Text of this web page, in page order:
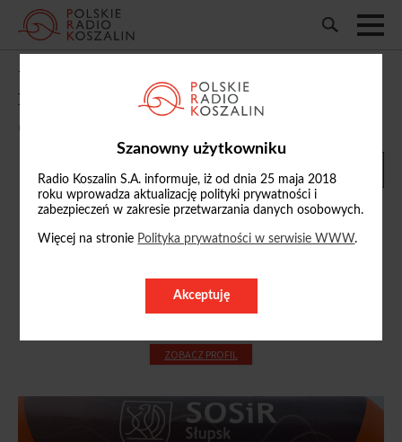
Szanowny użytkowniku
Radio Koszalin S.A. informuje, iż od dnia 25 maja 2018
roku wprowadza aktualizację polityki prywatności i
zabezpieczeń w zakresie przetwarzania danych osobowych.
Więcej na stronie Polityka prywatności w serwisie WWW.
Akceptuję
W Słupsku zakończył się IV Charytatywny
Bieg z Nadzieją
06/09/2025, 15:02
tel.
ZOBACZ PROFIL